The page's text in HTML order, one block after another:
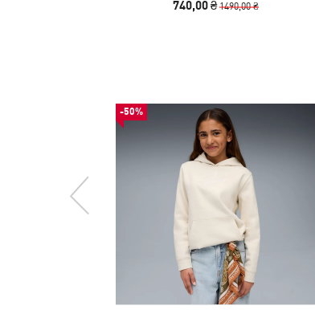
740,00 ₴1490,00 ₴
-50%